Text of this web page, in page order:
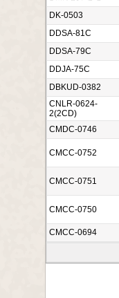
DK-0503
DDSA-81C
DDSA-79C
DDJA-75C
DBKUD-0382
CNLR-0624-
2(2CD)
CMDC-0746
CMCC-0752
CMCC-0751
CMCC-0750
CMCC-0694